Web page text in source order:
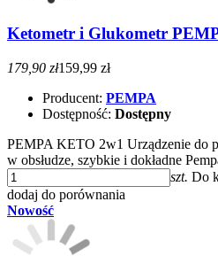
Ketometr i Glukometr
179,90 zł159,99 zł
Producent: PEMPA
Dostępność: Dostępny
PEMPA KETO 2w1 Urządzenie do
w obsłudze, szybkie i dokładne
szt. Do
dodaj do porównania
Nowość